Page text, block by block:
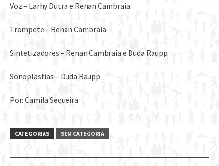
Voz – Larhy Dutra e Renan Cambraia
Trompete – Renan Cambraia
Sintetizadores – Renan Cambraia e Duda Raupp
Sonoplastias – Duda Raupp
Por: Camila Sequeira
CATEGORIAS SEM CATEGORIA